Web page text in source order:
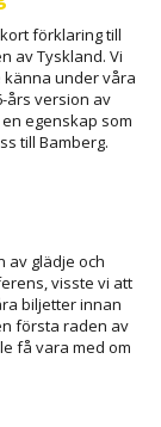
förklaring till
av Tyskland. Vi
känna under våra
års version av
egenskap som
till Bamberg.
av glädje och
visste vi att
biljetter innan
första raden av
få vara med om